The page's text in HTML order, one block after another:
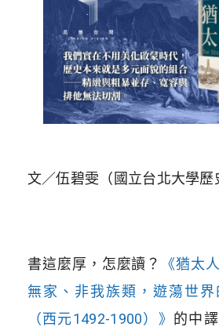
文／伍碧雯（國立台北大學歷
書這麼厚，怎麼讀？
《猶太
無家、非我族類，遊蕩世
（西元1492-1900）》 的中